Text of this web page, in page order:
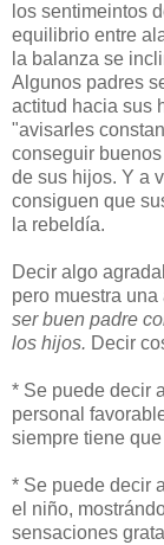
los sentimeintos
equilibrio entre
la balanza se
Algunos padres
actitud hacia sus
"avisarles
conseguir
de sus hijos. Y a
consiguen que
la rebeldía.
Decir algo
pero muestra
ser buen padre
los hijos. Decir
* Se puede decir
personal
siempre tiene
* Se puede decir
el niño,
sensaciones